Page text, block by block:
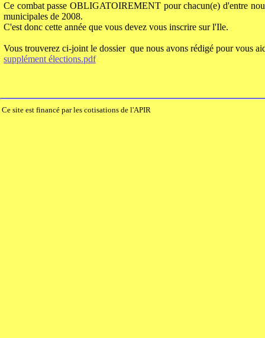
Ce combat passe OBLIGATOIREMENT pour chacun(e) d'entre
municipales de 2008.
C'est donc cette année que vous devez vous inscrire sur l'Ile.
Vous trouverez ci-joint le dossier que nous avons rédigé pour vous
supplément élections.pdf
Ce site est financé par les cotisations de l'APIR